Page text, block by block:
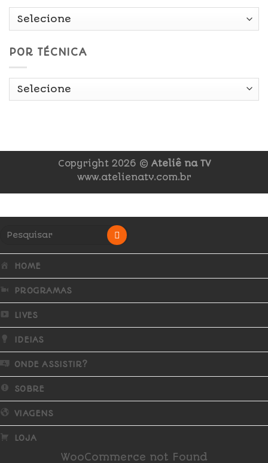
POR TÉCNICA
Copyright 2026 © Ateliê na TV
www.atelienatv.com.br
HOME
PROGRAMAS
LIVES
IDEIAS
ONDE ASSISTIR?
SOBRE
VIAGENS
LOJA
WooCommerce not Found